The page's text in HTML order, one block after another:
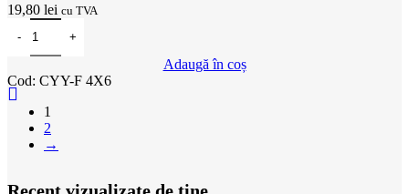
19,80 lei cu TVA
Cantitate Cablu Forta Masiv CYYF 4x6 rigid ML
Adaugă în coș
Cod: CYY-F 4X6
1
2
→